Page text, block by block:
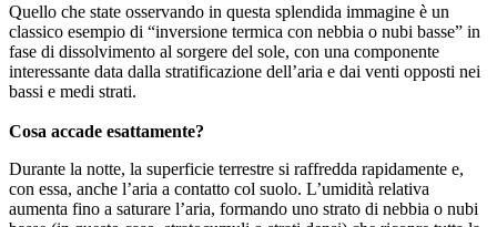
Quello che state osservando in questa splendida immagine è un
classico esempio di “inversione termica con nebbia o nubi basse” in
fase di dissolvimento al sorgere del sole, con una componente
interessante data dalla stratificazione dell’aria e dai venti opposti nei
bassi e medi strati.
Cosa accade esattamente?
Durante la notte, la superficie terrestre si raffredda rapidamente e,
con essa, anche l’aria a contatto col suolo. L’umidità relativa
aumenta fino a saturare l’aria, formando uno strato di nebbia o nubi